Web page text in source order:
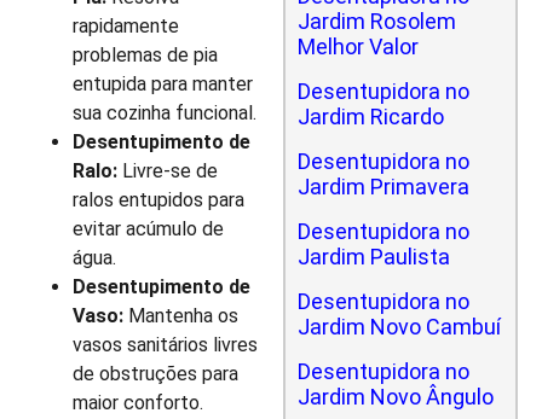
rapidamente
problemas de pia
entupida para manter
sua cozinha funcional.
Desentupimento de
Ralo: Livre-se de
ralos entupidos para
evitar acúmulo de
água.
Desentupimento de
Vaso: Mantenha os
vasos sanitários livres
de obstruções para
maior conforto.
Jardim Rosolem
Melhor Valor
Desentupidora no
Jardim Ricardo
Desentupidora no
Jardim Primavera
Desentupidora no
Jardim Paulista
Desentupidora no
Jardim Novo Cambuí
Desentupidora no
Jardim Novo Ângulo